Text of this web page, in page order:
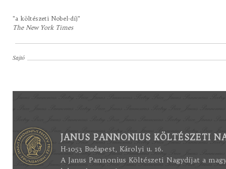
"a költészeti Nobel-díj"
The New York Times
Sajtó
JANUS PANNONIUS KÖLTÉSZETI
H-1053 Budapest, Károlyi u. 16.
A Janus Pannonius Költészeti Nagydíjat a